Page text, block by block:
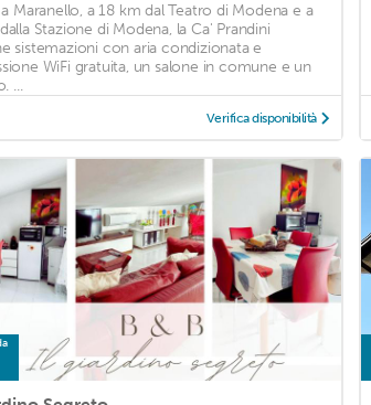
Maranello, a 18 km dal Teatro di Modena e a
Stazione di Modena, la Ca' Prandini
sistemazioni con aria condizionata e
WiFi gratuita, un salone in comune e un
...
Verifica disponibilità